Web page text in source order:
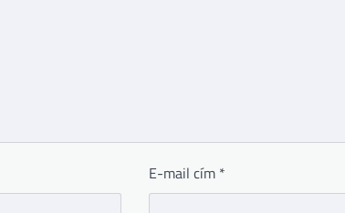
E-mail cím *